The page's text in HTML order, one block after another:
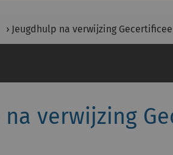
› Jeugdhulp na verwijzing
na verwijzing